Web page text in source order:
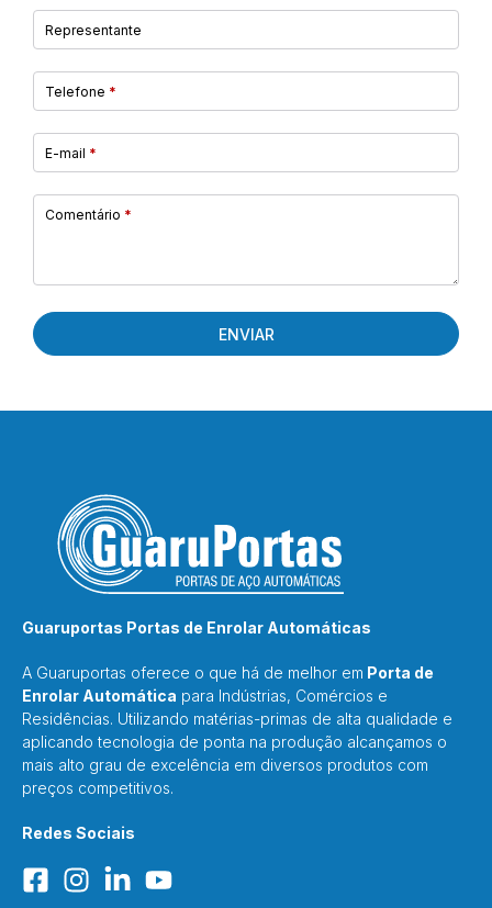
Representante
Telefone *
E-mail *
Comentário *
ENVIAR
Guaruportas Portas de Enrolar Automáticas
A Guaruportas oferece o que há de melhor em Porta de
Enrolar Automática para Indústrias, Comércios e
Residências. Utilizando matérias-primas de alta qualidade e
aplicando tecnologia de ponta na produção alcançamos o
mais alto grau de excelência em diversos produtos com
preços competitivos.
Redes Sociais